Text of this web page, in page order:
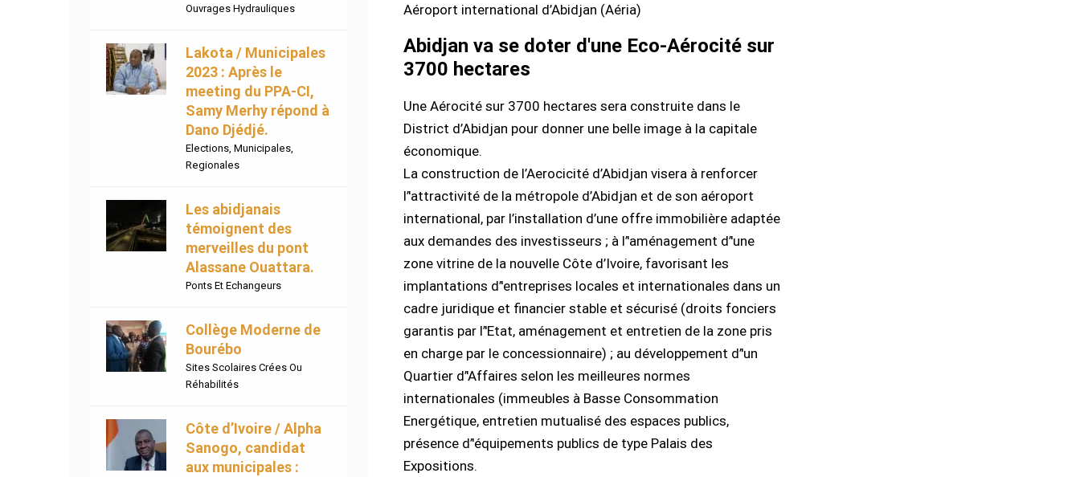
Ouvrages Hydrauliques
Lakota / Municipales
2023 : Après le
meeting du PPA-CI,
Samy Merhy répond à
Dano Djédjé.
Elections, Municipales,
Regionales
Les abidjanais
témoignent des
merveilles du pont
Alassane Ouattara.
Ponts Et Echangeurs
Collège Moderne de
Bourébo
Sites Scolaires Crées Ou
Réhabilités
Côte d’Ivoire / Alpha
Sanogo, candidat
aux municipales :
Aéroport international d’Abidjan (Aéria)
Abidjan va se doter d'une Eco-Aérocité sur
3700 hectares
Une Aérocité sur 3700 hectares sera construite dans le
District d’Abidjan pour donner une belle image à la capitale
économique.
La construction de l’Aerocicité d’Abidjan visera à renforcer
l’'attractivité de la métropole d’Abidjan et de son aéroport
international, par l’installation d’une offre immobilière adaptée
aux demandes des investisseurs ; à l’'aménagement d’'une
zone vitrine de la nouvelle Côte d’Ivoire, favorisant les
implantations d’'entreprises locales et internationales dans un
cadre juridique et financier stable et sécurisé (droits fonciers
garantis par l’'Etat, aménagement et entretien de la zone pris
en charge par le concessionnaire) ; au développement d’'un
Quartier d’'Affaires selon les meilleures normes
internationales (immeubles à Basse Consommation
Energétique, entretien mutualisé des espaces publics,
présence d’'équipements publics de type Palais des
Expositions.